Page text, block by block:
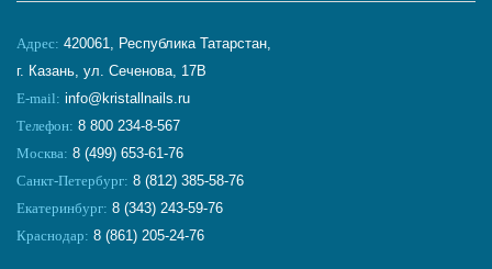
Адрес: 420061, Республика Татарстан,
г. Казань, ул. Сеченова, 17В
E-mail: info@kristallnails.ru
Телефон: 8 800 234-8-567
Москва: 8 (499) 653-61-76
Санкт-Петербург: 8 (812) 385-58-76
Екатеринбург: 8 (343) 243-59-76
Краснодар: 8 (861) 205-24-76